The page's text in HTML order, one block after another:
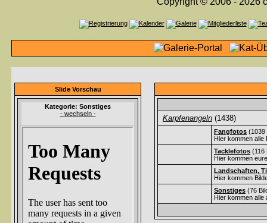
Slide Vorschau
Kategorie: Sonstiges
- wechseln -
Karpfenangeln (1438)
Fangfotos
Hier kommen
Tacklefotos
Hier kommen
Landschaften,
Hier kommen
Sonstiges (76
Hier kommen alle